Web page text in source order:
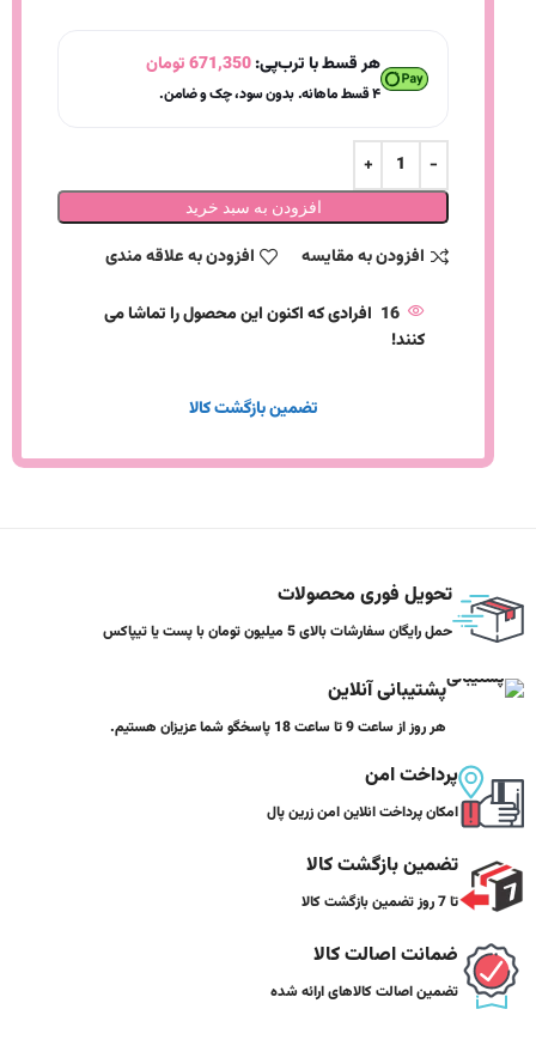
هر قسط با ترب‌پی:671,350تومان
۴ قسط ماهانه. بدون سود، چک و ضامن.
افزودن به سبد خرید
افزودن به مقایسه افزودن به علاقه مندی
16 افرادی که اکنون این محصول را تماشا می
کنند!
تضمین بازگشت کالا
تحویل فوری محصولات
حمل رایگان سفارشات بالای 5 میلیون تومان با پست یا تیپاکس
پشتیبانی آنلاین
هر روز از ساعت 9 تا ساعت 18 پاسخگو شما عزیزان هستیم.
پرداخت امن
امکان پرداخت انلاین امن زرین پال
تضمین بازگشت کالا
تا 7 روز تضمین بازگشت کالا
ضمانت اصالت کالا
تضمین اصالت کالاهای ارائه شده